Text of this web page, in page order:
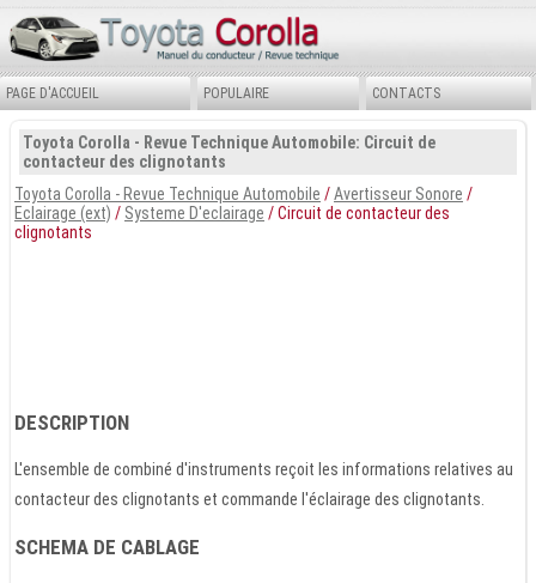
PAGE D'ACCUEIL POPULAIRE CONTACTS
Toyota Corolla - Revue Technique Automobile: Circuit de
contacteur des clignotants
Toyota Corolla - Revue Technique Automobile /Avertisseur Sonore /
Eclairage (ext) / Systeme D'eclairage / Circuit de contacteur des
clignotants
DESCRIPTION
L'ensemble de combiné d'instruments reçoit les informations relatives au
contacteur des clignotants et commande l'éclairage des clignotants.
SCHEMA DE CABLAGE